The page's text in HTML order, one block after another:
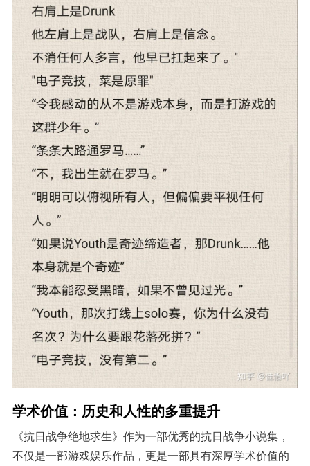
学术价值：历史和人性的多重提升
《抗日战争绝地求生》作为一部优秀的抗日战争小说集，
不仅是一部游戏娱乐作品，更是一部具有深厚学术价值的